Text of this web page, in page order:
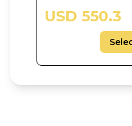
USD 550.3